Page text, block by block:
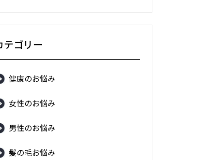
テゴリー
健康のお悩み
女性のお悩み
男性のお悩み
髪の毛お悩み